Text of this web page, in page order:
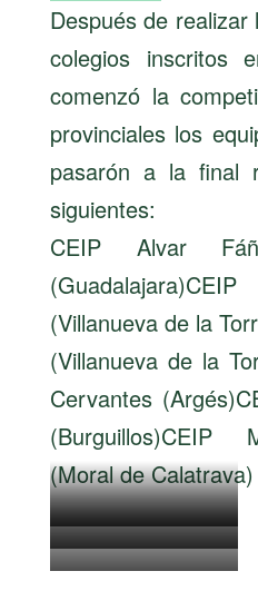
Después de
colegios inscritos
comenzó la
provinciales los
pasarón a la final
siguientes:
CEIP Alvar
(Villanueva de la
(Villanueva de la
Cervantes
(Burguillos)CEIP
(Moral de Calatrava)
Campeonato
Castilla la Mancha
Campeonato
Campeonato